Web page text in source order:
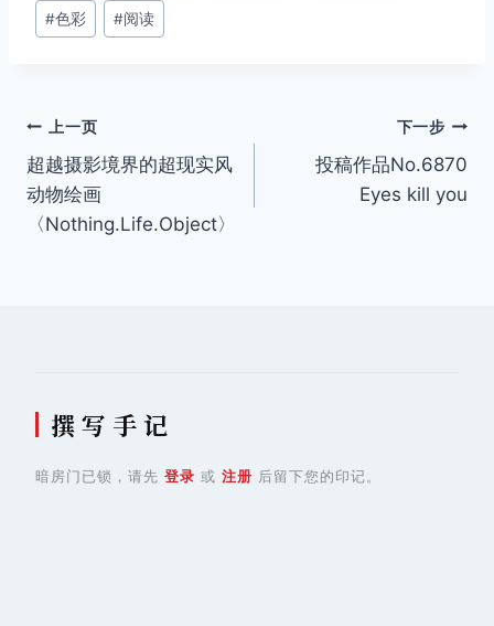
签：
#色彩 #阅读
文
章
导
上一页
超越摄影境界的超现实风
动物绘画
〈Nothing.Life.Object〉
下一步
投稿作品No.6870
Eyes kill you
撰 写 手 记
暗房门已锁，请先 登录 或 注册 后留下您的印记。